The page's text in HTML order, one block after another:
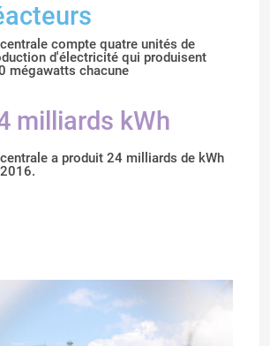
centrale compte quatre unités de
d'électricité qui produisent
mégawatts chacune
milliards kWh
centrale a produit 24 milliards de kWh